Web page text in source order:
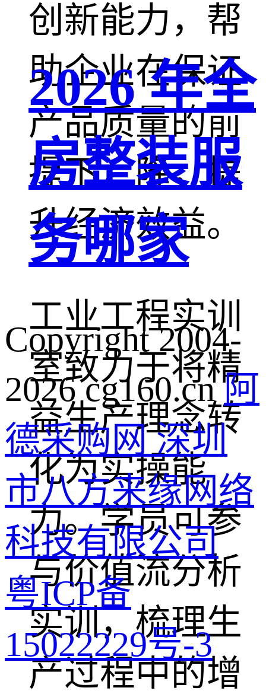
创新能力，帮
助企业在保证
产品质量的前
提下，降，提
升经济效益。​
工业工程实训
室致力于将精
益生产理念转
化为实操能
力。学员可参
与价值流分析
实训，梳理生
产过程中的增
2026 年全
房整装服
务哪家
Copyright 2004-
2026 cg160.cn阿
德采购网 深圳
市八方来缘网络
科技有限公司
粤ICP备
15022229号-3